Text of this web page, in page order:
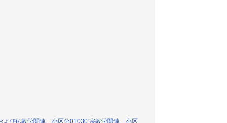
び仏教学関連、小区分01030:宗教学関連、小区